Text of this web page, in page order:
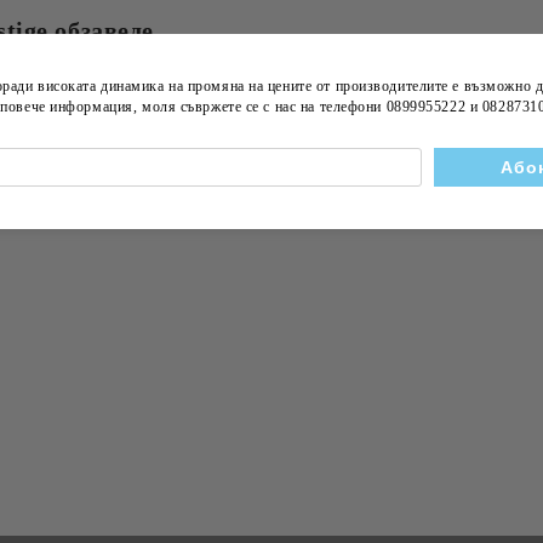
обзаведе
високата динамика на промяна на цените от производителите е възможно
информация, моля съвржете се с нас на телефони 0899955222 и